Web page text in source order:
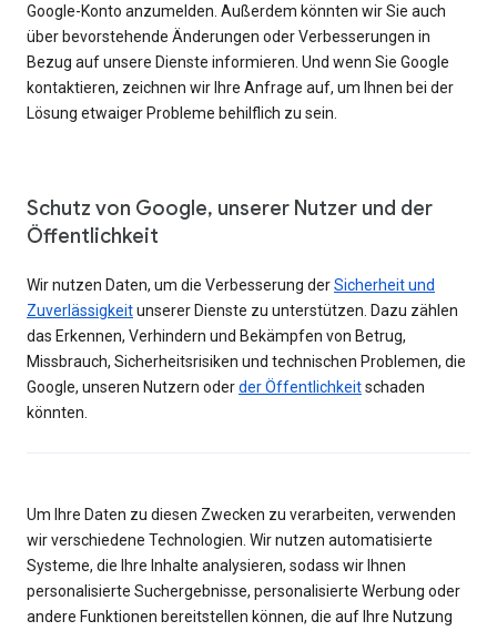
Google-Konto anzumelden. Außerdem könnten wir Sie auch
über bevorstehende Änderungen oder Verbesserungen in
Bezug auf unsere Dienste informieren. Und wenn Sie Google
kontaktieren, zeichnen wir Ihre Anfrage auf, um Ihnen bei der
Lösung etwaiger Probleme behilflich zu sein.
Schutz von Google, unserer Nutzer und der
Öffentlichkeit
Wir nutzen Daten, um die Verbesserung derSicherheit und
Zuverlässigkeitunserer Dienste zu unterstützen. Dazu zählen
das Erkennen, Verhindern und Bekämpfen von Betrug,
Missbrauch, Sicherheitsrisiken und technischen Problemen, die
Google, unseren Nutzern oderder Öffentlichkeitschaden
könnten.
Um Ihre Daten zu diesen Zwecken zu verarbeiten, verwenden
wir verschiedene Technologien. Wir nutzen automatisierte
Systeme, die Ihre Inhalte analysieren, sodass wir Ihnen
personalisierte Suchergebnisse, personalisierte Werbung oder
andere Funktionen bereitstellen können, die auf Ihre Nutzung